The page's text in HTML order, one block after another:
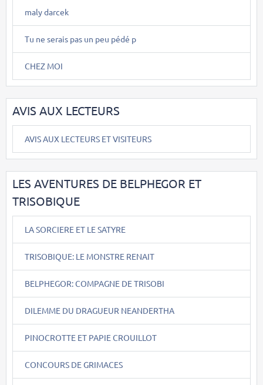
maly darcek
Tu ne serais pas un peu pédé p
CHEZ MOI
AVIS AUX LECTEURS
AVIS AUX LECTEURS ET VISITEURS
LES AVENTURES DE BELPHEGOR ET
TRISOBIQUE
LA SORCIERE ET LE SATYRE
TRISOBIQUE: LE MONSTRE RENAIT
BELPHEGOR: COMPAGNE DE TRISOBI
DILEMME DU DRAGUEUR NEANDERTHA
PINOCROTTE ET PAPIE CROUILLOT
CONCOURS DE GRIMACES